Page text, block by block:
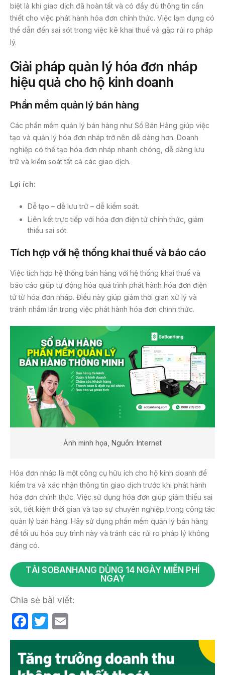
biệt là khi giao dịch đã hoàn tất và có đầy đủ thông tin cần
thiết cho việc phát hành hóa đơn chính thức. Việc lạm dụng có
thể dẫn đến sai sót trong việc kê khai thuế và gặp rủi ro pháp
lý.
Giải pháp quản lý hóa đơn nháp
hiệu quả cho hộ kinh doanh
Phần mềm quản lý bán hàng
Các phần mềm quản lý bán hàng như Sổ Bán Hàng giúp việc
tạo và quản lý hóa đơn nháp trở nên dễ dàng hơn. Doanh
nghiệp có thể tạo hóa đơn nháp nhanh chóng, dễ dàng lưu
trữ và kiểm soát tất cả các giao dịch.
Lợi ích:
Dễ tạo – dễ lưu trữ – dễ kiểm soát.
Liên kết trực tiếp với hóa đơn điện tử chính thức, giảm
thiểu sai sót.
Tích hợp với hệ thống khai thuế và báo cáo
Việc tích hợp hệ thống bán hàng với hệ thống khai thuế và
báo cáo giúp tự động hóa quá trình phát hành hóa đơn điện
tử từ hóa đơn nháp. Điều này giúp giảm thời gian xử lý và
tránh nhầm lẫn trong việc phát hành hóa đơn chính thức.
Ảnh minh họa, Nguồn: Internet
Hóa đơn nháp là một công cụ hữu ích cho hộ kinh doanh để
kiểm tra và xác nhận thông tin giao dịch trước khi phát hành
hóa đơn chính thức. Việc sử dụng hóa đơn giúp giảm thiểu sai
sót, tiết kiệm thời gian và tạo sự chuyên nghiệp trong công tác
quản lý bán hàng. Hãy sử dụng phần mềm quản lý bán hàng
để tối ưu hóa quy trình này và tránh các rủi ro pháp lý không
đáng có.
TẢI SOBANHANG DÙNG 14 NGÀY MIỄN PHÍ
NGAY
Chia sẻ bài viết:
F
a
c
e
T
w
itt
er
m
ail